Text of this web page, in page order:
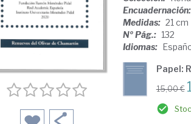
Encuadernación:
Medidas: 21 cm
Nº Pág.: 132
Idiomas:
Papel:
15,00 €